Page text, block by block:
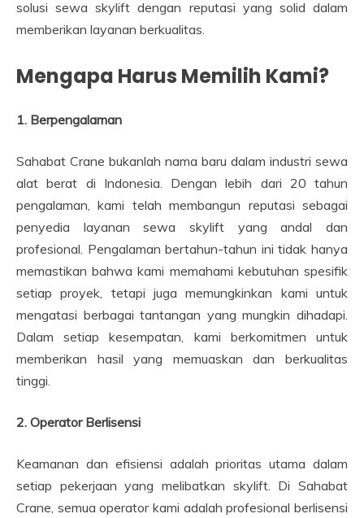
solusi sewa skylift dengan reputasi yang solid dalam
memberikan layanan berkualitas.
Mengapa Harus Memilih Kami?
1. Berpengalaman
Sahabat Crane bukanlah nama baru dalam industri sewa
alat berat di Indonesia. Dengan lebih dari 20 tahun
pengalaman, kami telah membangun reputasi sebagai
penyedia layanan sewa skylift yang andal dan
profesional. Pengalaman bertahun-tahun ini tidak hanya
memastikan bahwa kami memahami kebutuhan spesifik
setiap proyek, tetapi juga memungkinkan kami untuk
mengatasi berbagai tantangan yang mungkin dihadapi.
Dalam setiap kesempatan, kami berkomitmen untuk
memberikan hasil yang memuaskan dan berkualitas
tinggi.
2. Operator Berlisensi
Keamanan dan efisiensi adalah prioritas utama dalam
setiap pekerjaan yang melibatkan skylift. Di Sahabat
Crane, semua operator kami adalah profesional berlisensi